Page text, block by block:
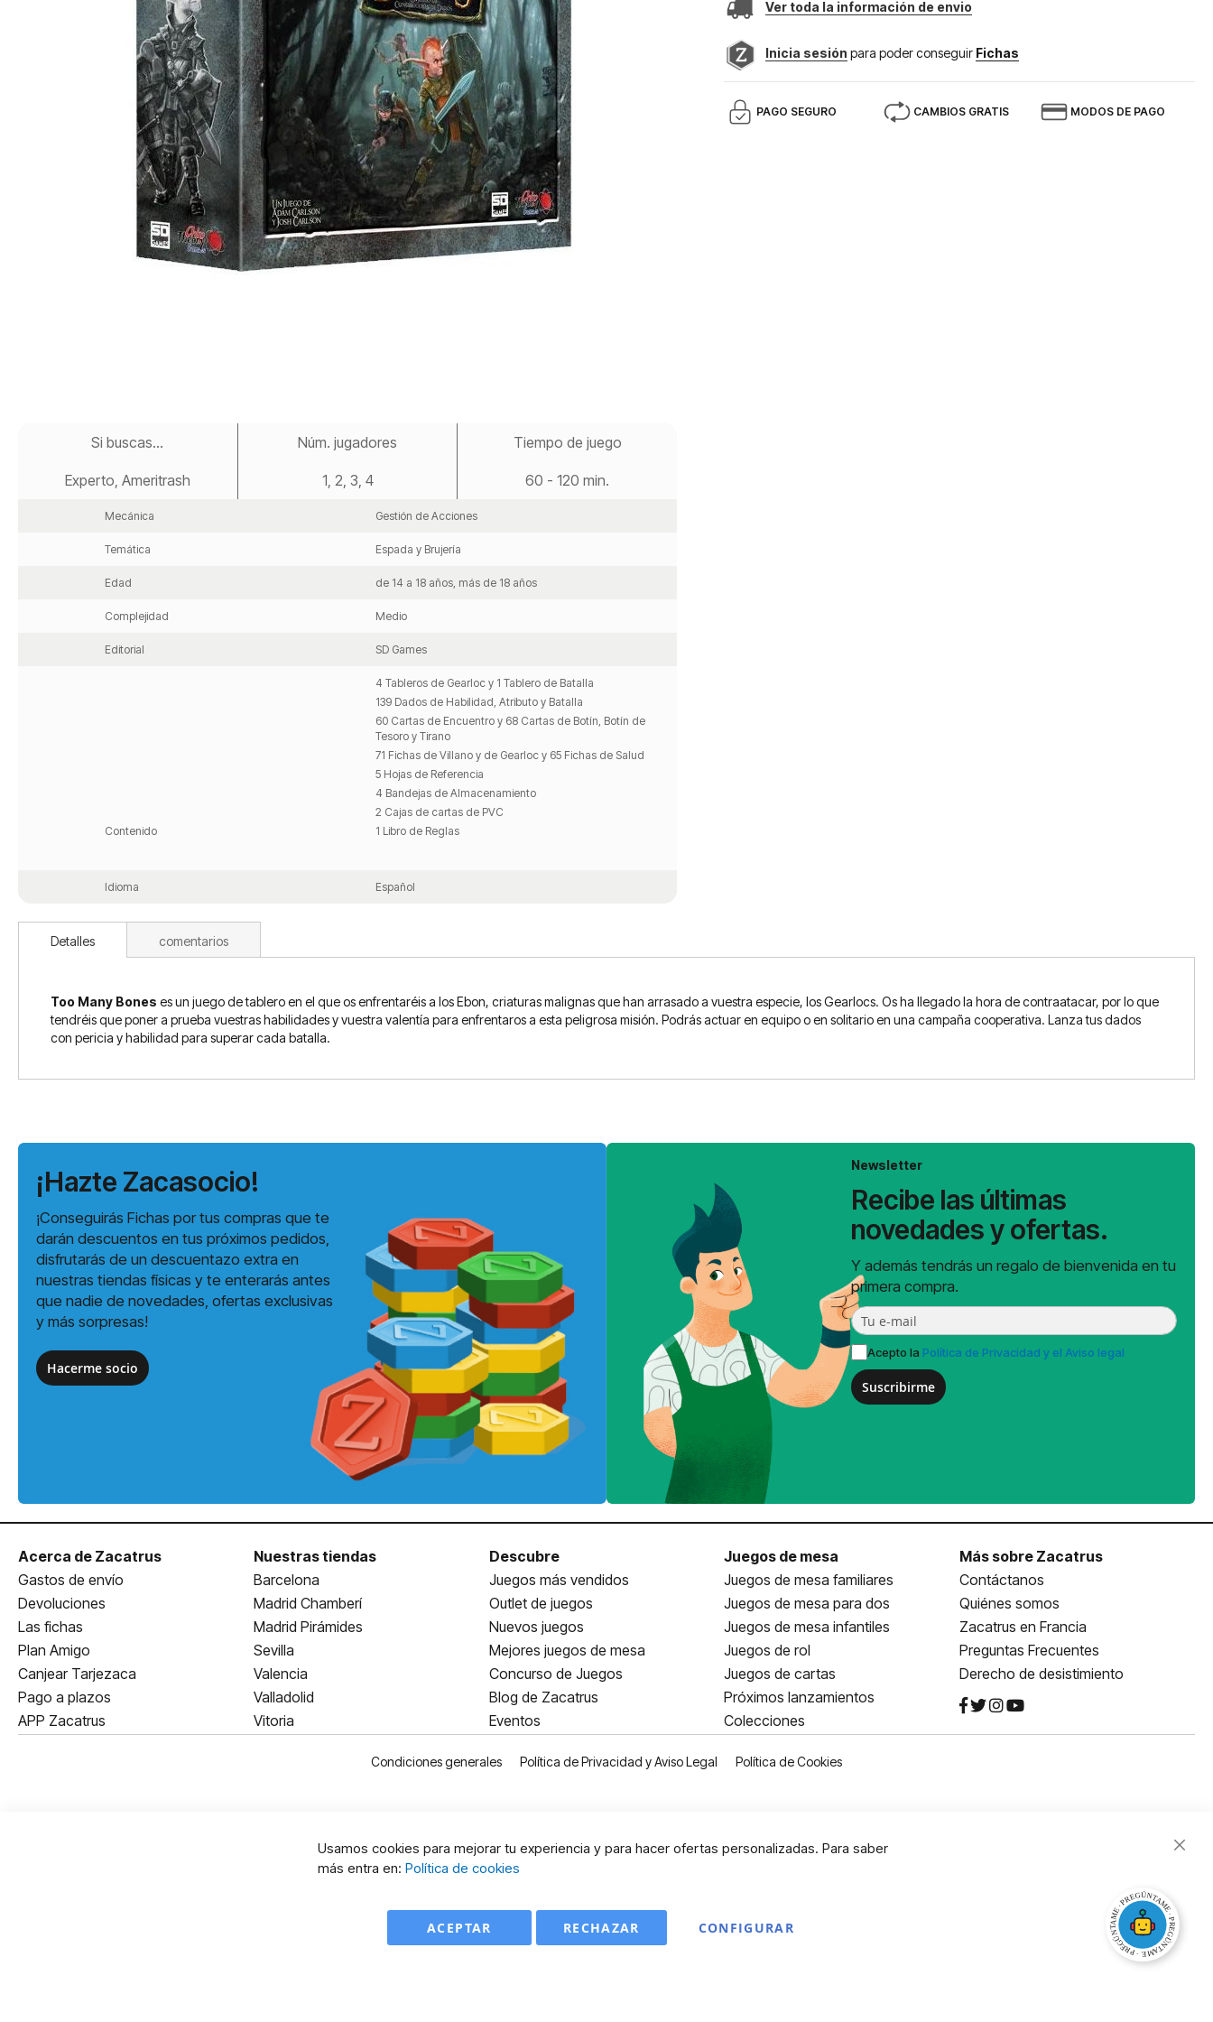
Ver toda la información de envio
Inicia sesión para poder conseguir Fichas
PAGO SEGURO CAMBIOS GRATIS MODOS DE PAGO
Si buscas...
Experto, Ameritrash
Núm. jugadores
1, 2, 3, 4
Tiempo de juego
60 - 120 min.
Mecánica Gestión de Acciones
Temática Espada y Brujería
Edad de 14 a 18 años, más de 18 años
Complejidad Medio
Editorial SD Games
Contenido
4 Tableros de Gearloc y 1 Tablero de Batalla
139 Dados de Habilidad, Atributo y Batalla
60 Cartas de Encuentro y 68 Cartas de Botín, Botín de
Tesoro y Tirano
71 Fichas de Villano y de Gearloc y 65 Fichas de Salud
5 Hojas de Referencia
4 Bandejas de Almacenamiento
2 Cajas de cartas de PVC
1 Libro de Reglas
Idioma Español
Detalles
Too Many Bones es un juego de tablero en el que os enfrentaréis a los Ebon, criaturas malignas que han arrasado a vuestra especie, los Gearlocs. Os ha llegado la hora de contraatacar, por lo que
tendréis que poner a prueba vuestras habilidades y vuestra valentía para enfrentaros a esta peligrosa misión. Podrás actuar en equipo o en solitario en una campaña cooperativa. Lanza tus dados
con pericia y habilidad para superar cada batalla.
comentarios
¡Hazte Zacasocio!
¡Conseguirás Fichas por tus compras que te
darán descuentos en tus próximos pedidos,
disfrutarás de un descuentazo extra en
nuestras tiendas físicas y te enterarás antes
que nadie de novedades, ofertas exclusivas
y más sorpresas!
Hacerme socio
Newsletter
Recibe las últimas
novedades y ofertas.
Y además tendrás un regalo de bienvenida en tu
primera compra.
Acepto la Política de Privacidad y el Aviso legal
Suscribirme
Acerca de Zacatrus
Gastos de envío
Devoluciones
Las fichas
Plan Amigo
Canjear Tarjezaca
Pago a plazos
APP Zacatrus
Nuestras tiendas
Barcelona
Madrid Chamberí
Madrid Pirámides
Sevilla
Valencia
Valladolid
Vitoria
Descubre
Juegos más vendidos
Outlet de juegos
Nuevos juegos
Mejores juegos de mesa
Concurso de Juegos
Blog de Zacatrus
Eventos
Juegos de mesa
Juegos de mesa familiares
Juegos de mesa para dos
Juegos de mesa infantiles
Juegos de rol
Juegos de cartas
Próximos lanzamientos
Colecciones
Más sobre Zacatrus
Contáctanos
Quiénes somos
Zacatrus en Francia
Preguntas Frecuentes
Derecho de desistimiento
Condiciones generales Política de Privacidad y Aviso Legal Política de Cookies
Usamos cookies para mejorar tu experiencia y para hacer ofertas personalizadas. Para saber
más entra en: Política de cookies
ACEPTAR CONFIGURAR
RECHAZAR